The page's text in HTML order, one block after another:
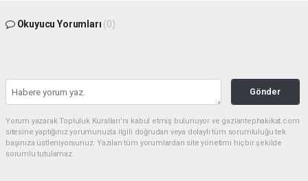
Okuyucu Yorumları (0)
Gönder
Yorum yazarak Topluluk Kuralları’nı kabul etmiş bulunuyor ve gaziantephakikat.com
sitesine yaptığınız yorumunuzla ilgili doğrudan veya dolaylı tüm sorumluluğu tek
başınıza üstleniyorsunuz. Yazılan tüm yorumlardan site yönetimi hiçbir şekilde
sorumlu tutulamaz.